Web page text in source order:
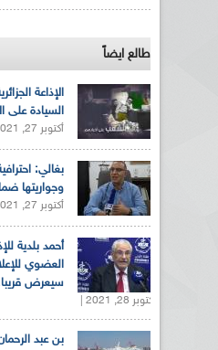
طالع ايضاً
السيادة على
أكتوبر 27, 2021 |
بغالي:
وجواريتها
أكتوبر 27, 2021 |
أحمد بلدية
العضوي
سيعرض
أكتوبر 28, 2021 |
بن عبد